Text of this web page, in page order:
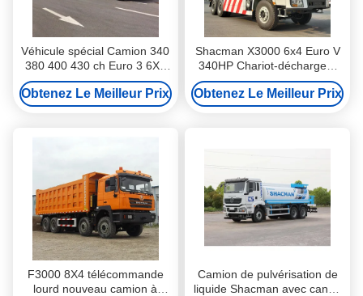
Véhicule spécial Camion 340
380 400 430 ch Euro 3 6X4
10 roues F3000 Diesel
Camion à décharge
Obtenez Le Meilleur Prix
Shacman X3000 6x4 Euro V
340HP Chariot-déchargeur
de construction
SX32586R354 Pour le
transport du bâtiment
Obtenez Le Meilleur Prix
F3000 8X4 télécommande
lourd nouveau camion à
Camion de pulvérisation de
liquide Shacman avec canon